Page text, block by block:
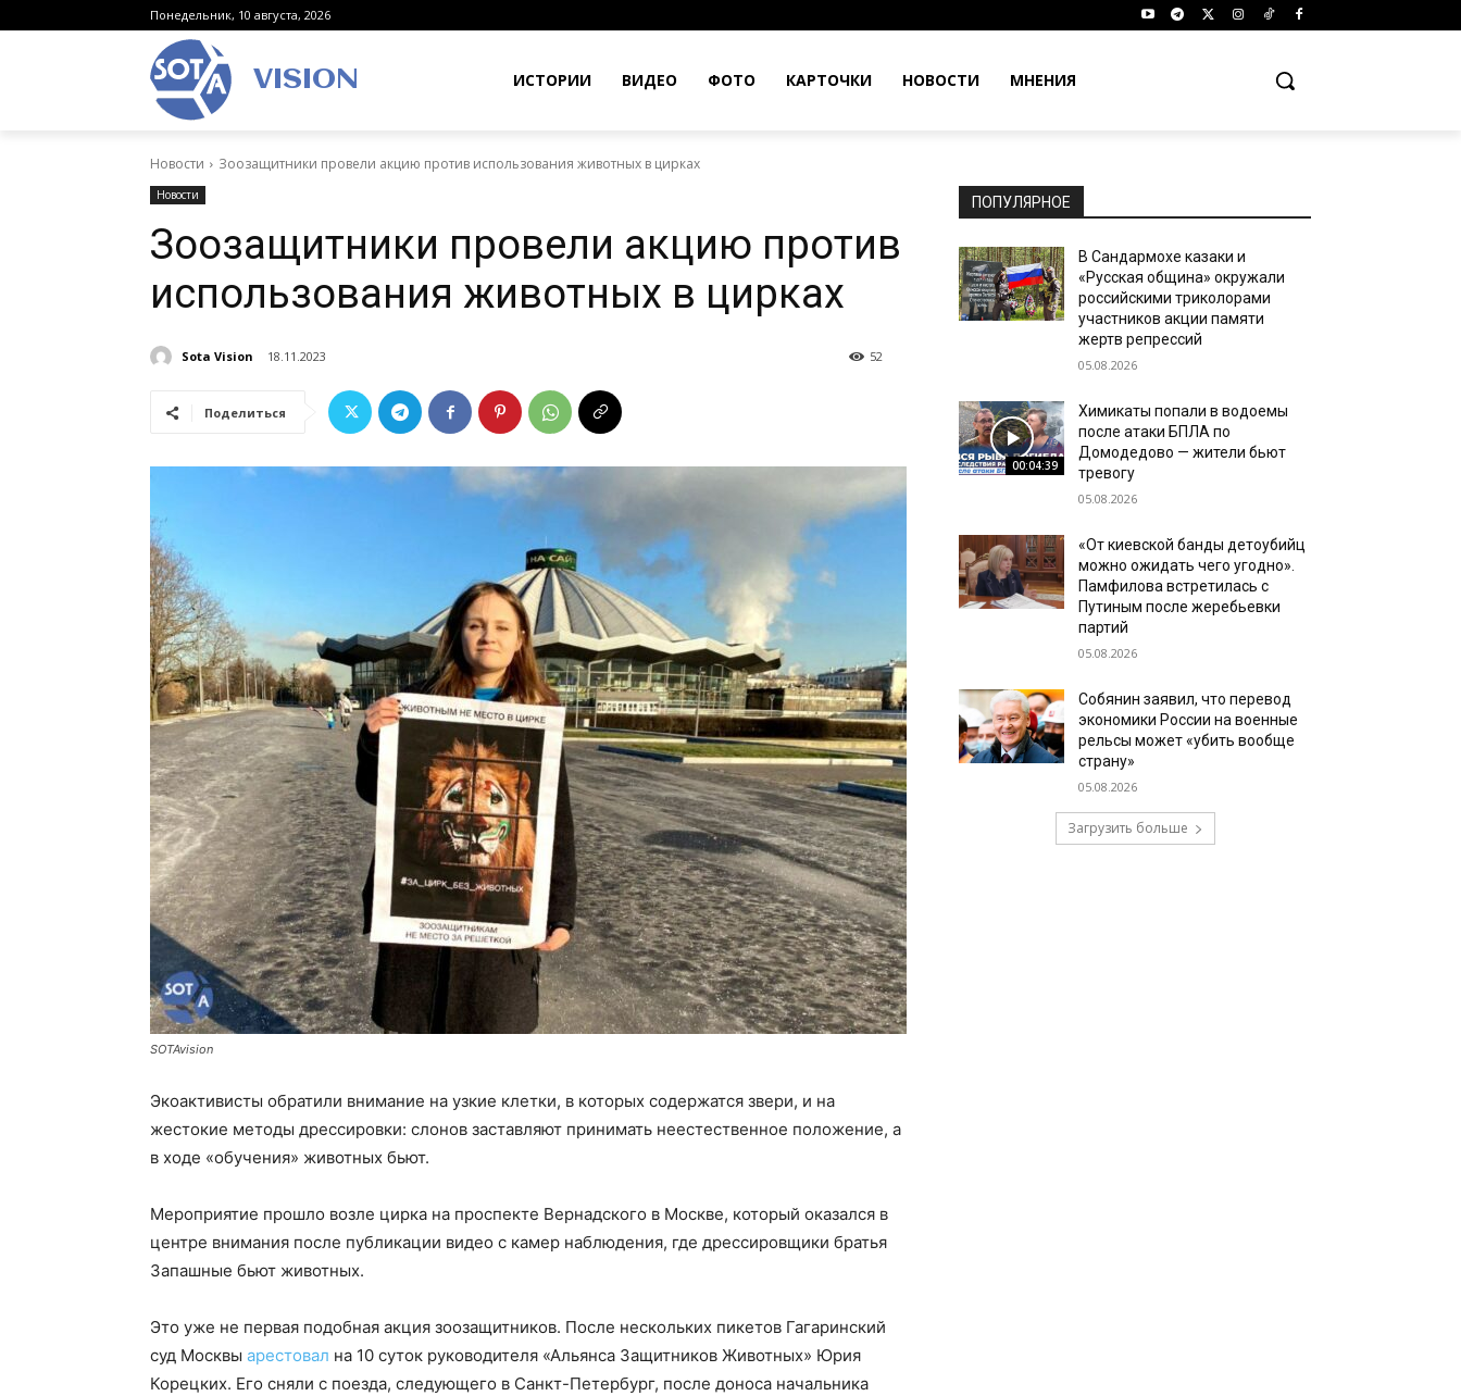
Понедельник, 10 августа, 2026
VISION ИСТОРИИ ВИДЕО ФОТО КАРТОЧКИ НОВОСТИ МНЕНИЯ
Новости Зоозащитники провели акцию против использования животных в цирках
Новости
Зоозащитники провели акцию против
использования животных в цирках
Sota Vision 18.11.2023 52
Поделиться
SOTAvision
Экоактивисты обратили внимание на узкие клетки, в которых содержатся звери, и на
жестокие методы дрессировки: слонов заставляют принимать неестественное положение, а
в ходе «обучения» животных бьют.
Мероприятие прошло возле цирка на проспекте Вернадского в Москве, который оказался в
центре внимания после публикации видео с камер наблюдения, где дрессировщики братья
Запашные бьют животных.
Это уже не первая подобная акция зоозащитников. После нескольких пикетов Гагаринский
суд Москвы арестовал на 10 суток руководителя «Альянса Защитников Животных» Юрия
Корецких. Его сняли с поезда, следующего в Санкт-Петербург, после доноса начальника
ПОПУЛЯРНОЕ
В Сандармохе казаки и
«Русская община» окружали
российскими триколорами
участников акции памяти
жертв репрессий
05.08.2026
00:04:39
Химикаты попали в водоемы
после атаки БПЛА по
Домодедово — жители бьют
тревогу
05.08.2026
«От киевской банды детоубийц
можно ожидать чего угодно».
Памфилова встретилась с
Путиным после жеребьевки
партий
05.08.2026
Собянин заявил, что перевод
экономики России на военные
рельсы может «убить вообще
страну»
05.08.2026
Загрузить больше